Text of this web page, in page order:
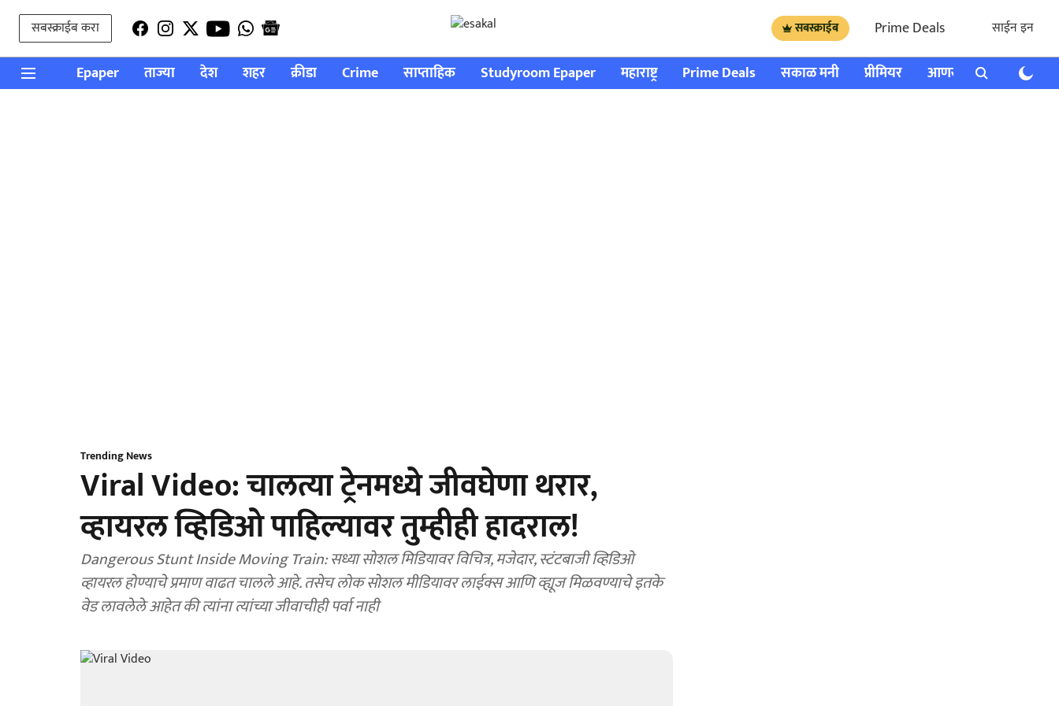
सबस्क्राईब करा सबस्क्राईब Prime Deals साईन इन
Epaper ताज्या देश शहर क्रीडा Crime साप्ताहिक Studyroom Epaper महाराष्ट्र Prime Deals सकाळ मनी प्रीमियर आणखी राशी भविष्य
Trending News
Viral Video: चालत्या ट्रेनमध्ये जीवघेणा थरार,
व्हायरल व्हिडिओ पाहिल्यावर तुम्हीही हादराल!
Dangerous Stunt Inside Moving Train: सध्या सोशल मिडियावर विचित्र, मजेदार, स्टंटबाजी व्हिडिओ
व्हायरल होण्याचे प्रमाण वाढत चालले आहे. तसेच लोक सोशल मीडियावर लाईक्स आणि व्ह्यूज मिळवण्याचे इतके
वेड लावलेले आहेत की त्यांना त्यांच्या जीवाचीही पर्वा नाही